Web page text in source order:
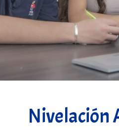
Nivelación